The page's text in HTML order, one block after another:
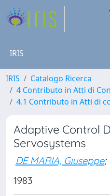
IRIS
IRIS
Catalogo Ricerca
4 Contributo in Atti di
4.1 Contributo in Atti di
Adaptive Control
Servosystems
DE MARIA, Giuseppe;
1983